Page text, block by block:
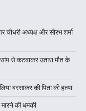
चौधरी अध्यक्ष और सौरभ शर्मा
से कटवाकर उतारा मौत के
बरसाकर की पिता की हत्या
की धमकी